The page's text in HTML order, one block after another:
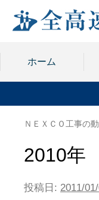
ホーム
ＮＥＸＣＯ工事の
2010年
投稿日: 2011/